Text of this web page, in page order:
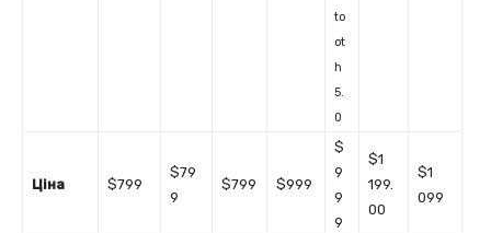
to
ot
h
5.
0
Ціна $799
$79
9
$799 $999
$
9
9
9
$1
199.
00
$1
099